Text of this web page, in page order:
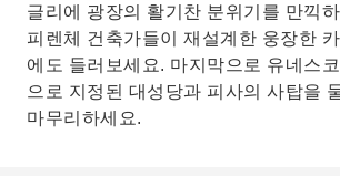
글리에 광장의 활기찬 분위기를 만끽
피렌체 건축가들이 재설계한 웅장한
에도 들러보세요. 마지막으로 유네스
으로 지정된 대성당과 피사의 사탑을
마무리하세요.